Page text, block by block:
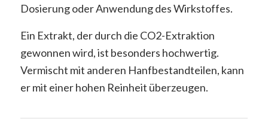
Dosierung oder Anwendung des Wirkstoffes.
Ein Extrakt, der durch die CO2-Extraktion
gewonnen wird, ist besonders hochwertig.
Vermischt mit anderen Hanfbestandteilen, kann
er mit einer hohen Reinheit überzeugen.